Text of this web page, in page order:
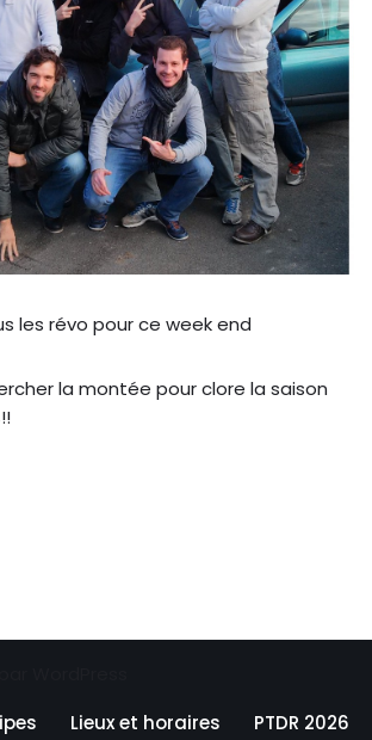
les révo pour ce week end
la montée pour clore la saison
Lieux et horaires PTDR 2026